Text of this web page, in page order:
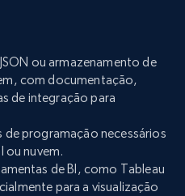
ou armazenamento de
com documentação,
de integração para
programação necessários
ou nuvem.
de BI, como Tableau
para a visualização